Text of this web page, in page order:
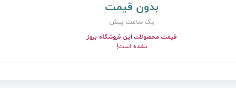
بدون قیمت
یک ساعت پیش
قیمت محصولات این فروشگاه بروز
نشده است!